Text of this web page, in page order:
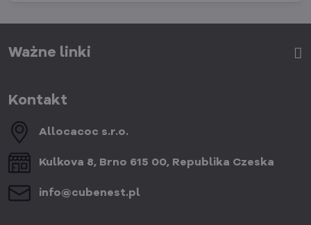
Ważne linki
Kontakt
Allocacoc s​.r​.o​.
Kulkova 8, Brno 615 00, Republika Czeska
info​@cubenest​.pl